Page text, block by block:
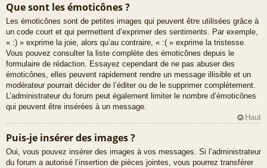
Que sont les émoticônes ?
Les émoticônes sont de petites images qui peuvent être utilisées grâce à
un code court et qui permettent d’exprimer des sentiments. Par exemple,
« :) » exprime la joie, alors qu’au contraire, « :( » exprime la tristesse.
Vous pouvez consulter la liste complète des émoticônes depuis le
formulaire de rédaction. Essayez cependant de ne pas abuser des
émoticônes, elles peuvent rapidement rendre un message illisible et un
modérateur pourrait décider de l’éditer ou de le supprimer complètement.
L’administrateur du forum peut également limiter le nombre d’émoticônes
qui peuvent être insérées à un message.
Haut
Puis-je insérer des images ?
Oui, vous pouvez insérer des images à vos messages. Si l’administrateur
du forum a autorisé l’insertion de pièces jointes, vous pourrez transférer